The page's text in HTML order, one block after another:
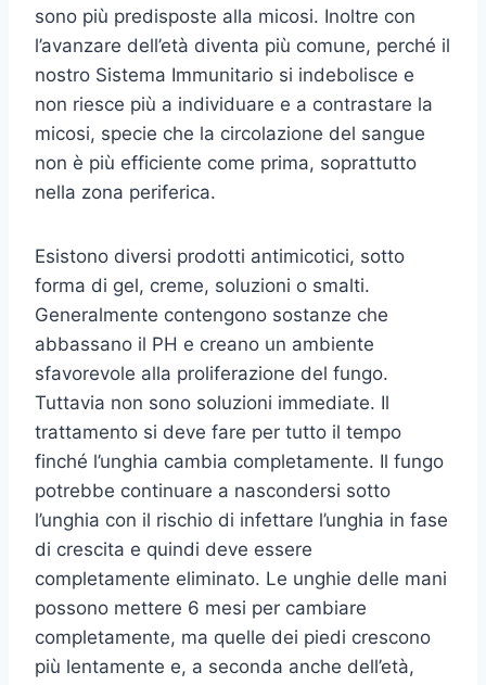
sono più predisposte alla micosi. Inoltre con
l’avanzare dell’età diventa più comune, perché il
nostro Sistema Immunitario si indebolisce e
non riesce più a individuare e a contrastare la
micosi, specie che la circolazione del sangue
non è più efficiente come prima, soprattutto
nella zona periferica.
Esistono diversi prodotti antimicotici, sotto
forma di gel, creme, soluzioni o smalti.
Generalmente contengono sostanze che
abbassano il PH e creano un ambiente
sfavorevole alla proliferazione del fungo.
Tuttavia non sono soluzioni immediate. Il
trattamento si deve fare per tutto il tempo
finché l’unghia cambia completamente. Il fungo
potrebbe continuare a nascondersi sotto
l’unghia con il rischio di infettare l’unghia in fase
di crescita e quindi deve essere
completamente eliminato. Le unghie delle mani
possono mettere 6 mesi per cambiare
completamente, ma quelle dei piedi crescono
più lentamente e, a seconda anche dell’età,